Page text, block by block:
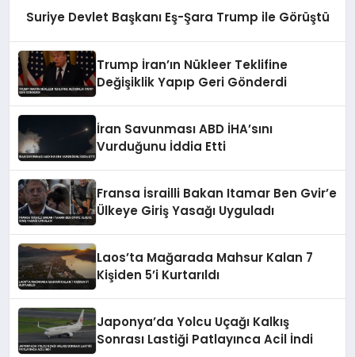
Suriye Devlet Başkanı Eş-Şara Trump ile Görüştü
Trump İran’ın Nükleer Teklifine
Değişiklik Yapıp Geri Gönderdi
İran Savunması ABD İHA’sını
Vurduğunu İddia Etti
Fransa İsrailli Bakan Itamar Ben Gvir’e
Ülkeye Giriş Yasağı Uyguladı
Laos’ta Mağarada Mahsur Kalan 7
Kişiden 5’i Kurtarıldı
Japonya’da Yolcu Uçağı Kalkış
Sonrası Lastiği Patlayınca Acil İndi